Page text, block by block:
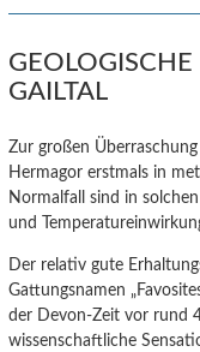
GAILTAL
Zur großen
Hermagor erstmals in
Normalfall sind in
und
Der relativ gute
Gattungsnamen
der Devon-Zeit vor rund
wissenschaftliche